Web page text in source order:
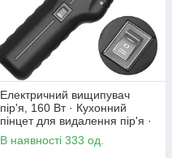
Електричний вищипувач
пір'я, 160 Вт · Кухонний
пінцет для видалення пір'я ·
Інструмент - щипці для
ощипування птиці
В наявності 333 од.